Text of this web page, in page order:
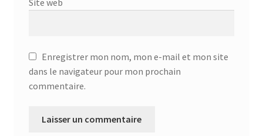
Site web
Enregistrer mon nom, mon e-mail et mon site
dans le navigateur pour mon prochain
commentaire.